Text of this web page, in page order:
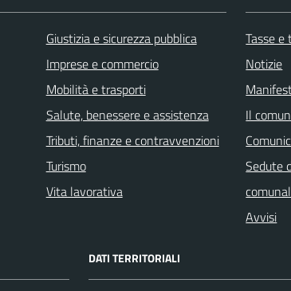
Giustizia e sicurezza pubblica
Imprese e commercio
Mobilità e trasporti
Salute, benessere e assistenza
Tributi, finanze e contravvenzioni
Turismo
Vita lavorativa
Tasse
Notizie
Il
Sedute
Avvisi
DATI TERRITORIALI